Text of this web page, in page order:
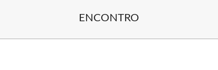
ENCONTRO